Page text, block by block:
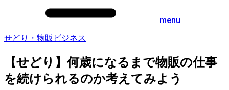
menu
せどり・物販ビジネス
【せどり】何歳になるまで物販の仕事
を続けられるのか考えてみよう